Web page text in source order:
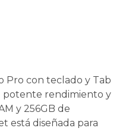
Pro con teclado y Tab
potente rendimiento y
y 256GB de
está diseñada para